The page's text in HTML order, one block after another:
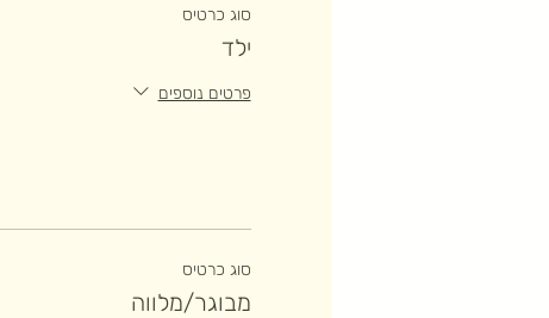
סוג כרטיס
ילד
פרטים נוספים
סוג כרטיס
מבוגר/מלווה